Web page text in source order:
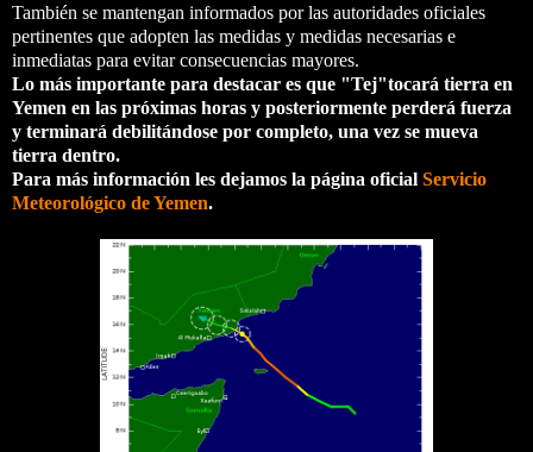
También se mantengan informados por las autoridades oficiales
pertinentes que adopten las medidas y medidas necesarias e
inmediatas para evitar consecuencias mayores.
Lo más importante para destacar es que "Tej"tocará tierra en
Yemen en las próximas horas y posteriormente perderá fuerza
y terminará debilitándose por completo, una vez se mueva
tierra dentro.
Para más información les dejamos la página oficial Servicio
Meteorológico de Yemen.